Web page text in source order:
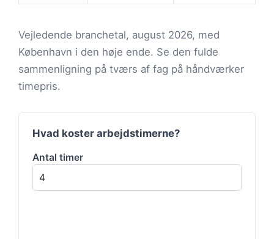
Vejledende branchetal, august 2026, med
København i den høje ende. Se den fulde
sammenligning på tværs af fag på håndværker
timepris.
Hvad koster arbejdstimerne?
Antal timer